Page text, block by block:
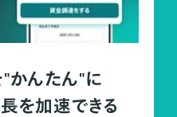
"かんたん"に
を加速できる